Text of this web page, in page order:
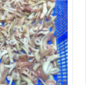
방 (맞춤형) 판
매/수출 min. 주
컨테이너 / 40
너 지불: 보자
확인된 취소 불
배송: 입금 확인
내 원산지: 중국
읽기